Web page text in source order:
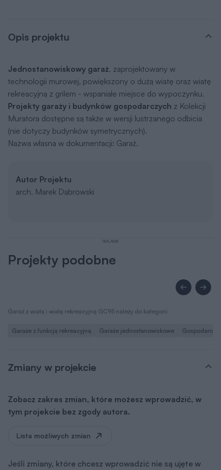
Opis projektu
Jednostanowiskowy garaż, zaprojektowany w
technologii murowej, powiększony o dużą wiatę oraz wiatę
rekreacyjną z grilem - wspaniałe miejsce do wypoczynku.
Projekty garaży i budynków gospodarczych z Kolekcji
Muratora dostępne są także w wersji lustrzanego odbicia
(nie dotyczy budynków symetrycznych).
Nazwa własna w dokumentacji: Garaż.
Autor Projektu
arch. Marek Dąbrowski
REKLAMA
Projekty podobne
Garaż z wiatą i wiatą rekreacyjną GC95 należy do kategorii:
Garaże z funkcją rekreacyjną Garaże jednostanowiskowe
Zmiany w projekcie
Zobacz zakres zmian, które możesz wprowadzić, w
tym projekcie bez zgody autora.
Lista możliwych zmian
Jeśli zmiany, które chcesz wprowadzić nie są ujęte w